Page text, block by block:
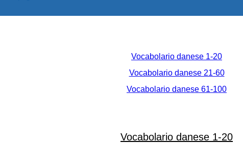
Vocabolario danese 1-20
Vocabolario danese 21-60
Vocabolario danese 61-100
Vocabolario danese 1-20